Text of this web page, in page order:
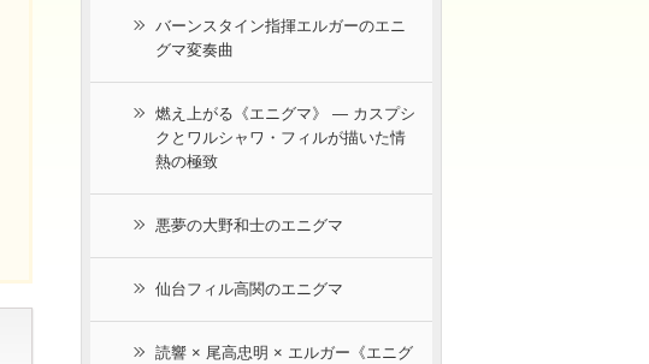
バーンスタイン指揮エルガーのエニ
グマ変奏曲
燃え上がる《エニグマ》 ― カスプシ
クとワルシャワ・フィルが描いた情
熱の極致
悪夢の大野和士のエニグマ
仙台フィル高関のエニグマ
読響 × 尾高忠明 × エルガー《エニグ